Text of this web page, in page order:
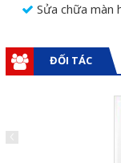
Sửa chữa màn
ĐỐI TÁC